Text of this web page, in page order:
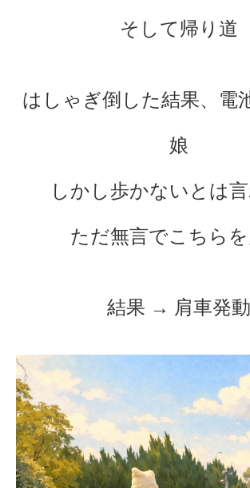
そして帰り道
はしゃぎ倒した結果、電
娘
しかし歩かないとは
ただ無言でこちら
結果 → 肩車発動